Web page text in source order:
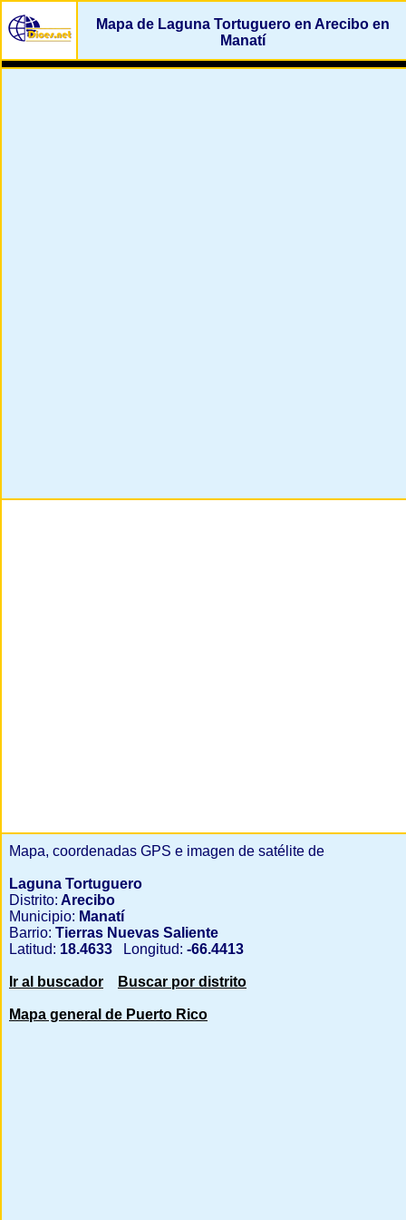
Mapa de Laguna Tortuguero en Arecibo en
Manatí
Mapa, coordenadas GPS e imagen de satélite de
Laguna Tortuguero
Distrito: Arecibo
Municipio: Manatí
Barrio: Tierras Nuevas Saliente
Latitud: 18.4633 Longitud: -66.4413
Ir al buscador Buscar por distrito
Mapa general de Puerto Rico